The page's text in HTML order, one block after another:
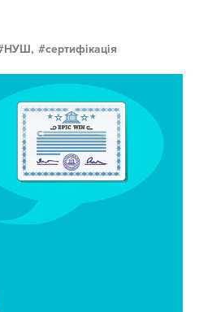
НУШ, сертифікація